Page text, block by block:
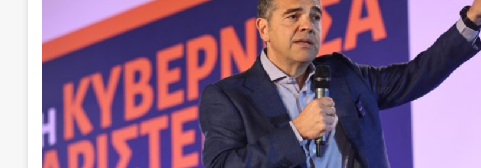
[ 3 Αυγούστου 2026 ]
Γιατί λιγοστεύουν «τα χρόνια της αθωότητας;» Το «αίνιγμα»και η «λύση» του μέσα από τον
εμβληματικό «Πολίτη Κέιν»
ΠΑΡΕΜΒΑΣΕΙΣ
[ 3 Αυγούστου 2026 ] Το Νομικό DNA του Υπερταμείου και οι Ρήτρες του ESM
[ 3 Αυγούστου 2026 ] Το γάλλιο και η γεωπολιτική ισχύς για την Ελλάδα
ΑΠΟΨΕΙΣ
[ 3 Αυγούστου 2026 ] «Εδοξάσθη κρυπτομένη και εγελοιοποιήθη εμφανιζόμενη»: Το άδοξο βήμα της Μ. Καρυστιανού
ΠΑΡΕΜΒΑΣΕΙΣ
[ 3 Αυγούστου 2026 ]
Να σπάσουμε τους δήμους ή τον υπερσυγκεντρωτισμό;
[ 2 Αυγούστου 2026 ]
Σκορδαλιά χωρίς σκόρδο: Η αυτοεκπλήρωση του Τσίπρα ΑΝΑΓΝΩΣΕΙΣ